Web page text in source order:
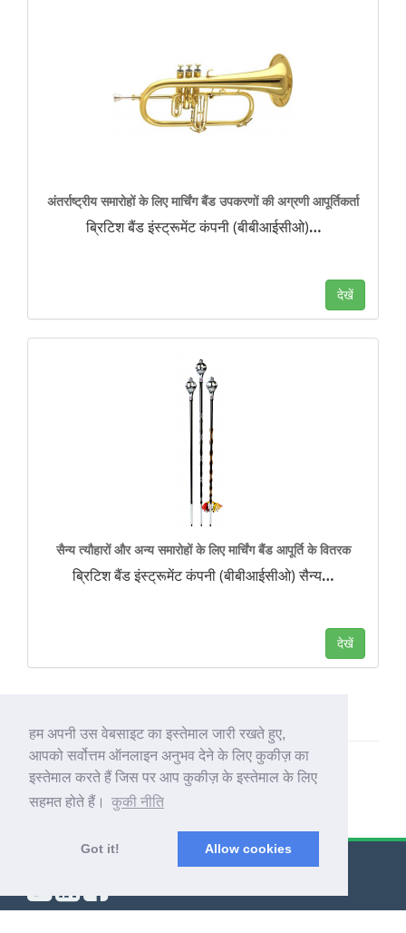
हम अपनी उस वेबसाइट का इस्तेमाल जारी रखते हुए,
आपको सर्वोत्तम ऑनलाइन अनुभव देने के लिए कुकीज़ का
इस्तेमाल करते हैं जिस पर आप कुकीज़ के इस्तेमाल के लिए
सहमत होते हैं।
कुकी नीति
Got it! Allow cookies
अंतर्राष्ट्रीय समारोहों के लिए मार्चिंग बैंड उपकरणों की अग्रणी आपूर्तिकर्ता
ब्रिटिश बैंड इंस्ट्रूमेंट कंपनी (बीबीआईसीओ)…
देखें
सैन्य त्यौहारों और अन्य समारोहों के लिए मार्चिंग बैंड आपूर्ति के वितरक
ब्रिटिश बैंड इंस्ट्रूमेंट कंपनी (बीबीआईसीओ) सैन्य…
देखें
© Export Worldwide 2026